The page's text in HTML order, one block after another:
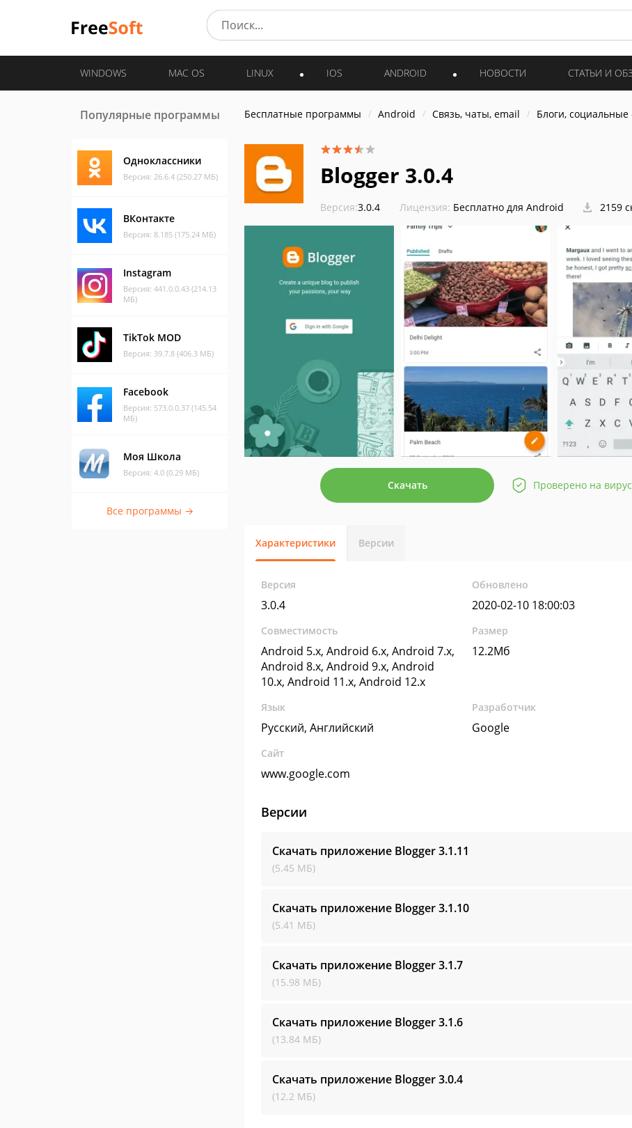
WINDOWS MAC OS LINUX IOS ANDROID НОВОСТИ СТАТЬИ И
Популярные программы
Одноклассники
Версия: 26.6.4 (250.27 МБ)
ВКонтакте
Версия: 8.185 (175.24 МБ)
Instagram
Версия: 441.0.0.43 (214.13
МБ)
TikTok MOD
Версия: 39.7.8 (406.3 МБ)
Facebook
Версия: 573.0.0.37 (145.54
МБ)
Моя Школа
Версия: 4.0 (0.29 МБ)
Все программы →
Бесплатные программы Android Связь, чаты, email Блоги, социальные
Blogger 3.0.4
Версия:3.0.4 Лицензия: Бесплатно для Android 2159
Скачать Проверено на
Характеристики Версии
Версия
3.0.4
Обновлено
2020-02-10 18:00:03
Совместимость
Android 5.x, Android 6.x, Android 7.x,
Android 8.x, Android 9.x, Android
10.x, Android 11.x, Android 12.x
Размер
12.2Мб
Язык
Русский, Английский
Разработчик
Google
Сайт
www.google.com
Версии
Скачать приложение Blogger3.1.11
(5.45 МБ)
Скачать приложение Blogger3.1.10
(5.41 МБ)
Скачать приложение Blogger3.1.7
(15.98 МБ)
Скачать приложение Blogger3.1.6
(13.84 МБ)
Скачать приложение Blogger3.0.4
(12.2 МБ)